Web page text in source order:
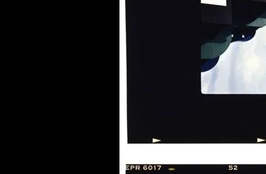
关于M+藏品
探索世界顶级的二十及二十
一世纪视觉文化藏品。